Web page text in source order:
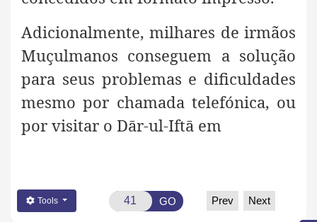
Adicionalmente, milhares de irmãos
Muçulmanos conseguem a solução
para seus problemas e dificuldades
mesmo por chamada telefónica, ou
por visitar o Dār-ul-Iftā em
Tools GO Prev Next